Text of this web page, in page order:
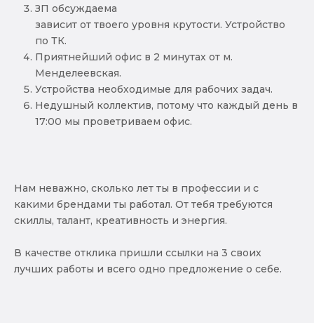
ЗП обсуждаема
зависит от твоего уровня крутости. Устройство
по ТК.
Приятнейший офис в 2 минутах от м.
Менделеевская.
Устройства необходимые для рабочих задач.
Недушный коллектив, потому что каждый день в
17:00 мы проветриваем офис.
Нам неважно, сколько лет ты в профессии и с
какими брендами ты работал. От тебя требуются
скиллы, талант, креативность и энергия.
В качестве отклика пришли ссылки на 3 своих
лучших работы и всего одно предложение о себе.